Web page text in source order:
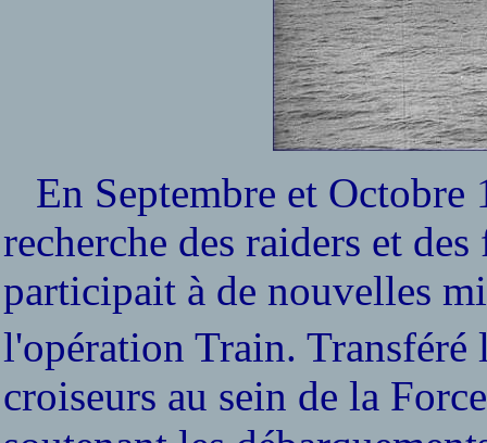
En Septembre et
recherche des raiders et
participait à de nouvelles
l'opération Train.
croiseurs au sein de la